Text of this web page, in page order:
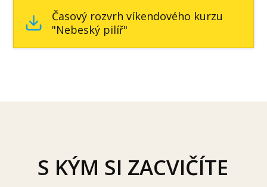
Časový rozvrh víkendového kurzu
"Nebeský pilíř"
S KÝM SI ZACVIČÍTE